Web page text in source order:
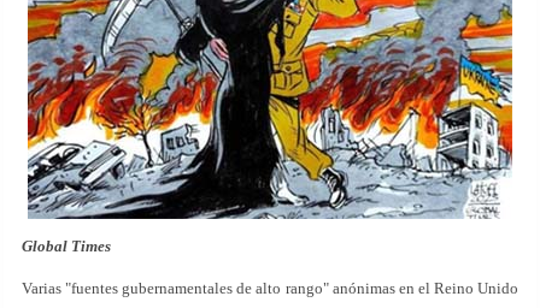
Global Times
Varias "fuentes gubernamentales de alto rango" anónimas en el Reino Unido